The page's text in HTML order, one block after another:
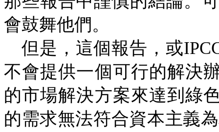
會鼓舞他們。
但是，這個報告，或
不會提供一個可行的解決
的市場解決方案來達到綠
的需求無法符合資本主義